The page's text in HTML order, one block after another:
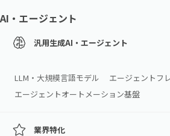
AI・エージェント
汎用生成AI・エージェント
LLM・大規模言語モデル
エージェントフ
エージェントオートメーション基盤
業界特化